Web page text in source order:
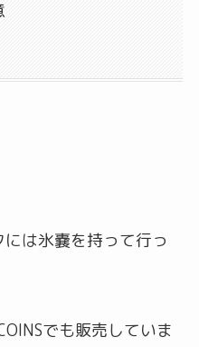
は氷嚢を持って行っ
でも販売していま